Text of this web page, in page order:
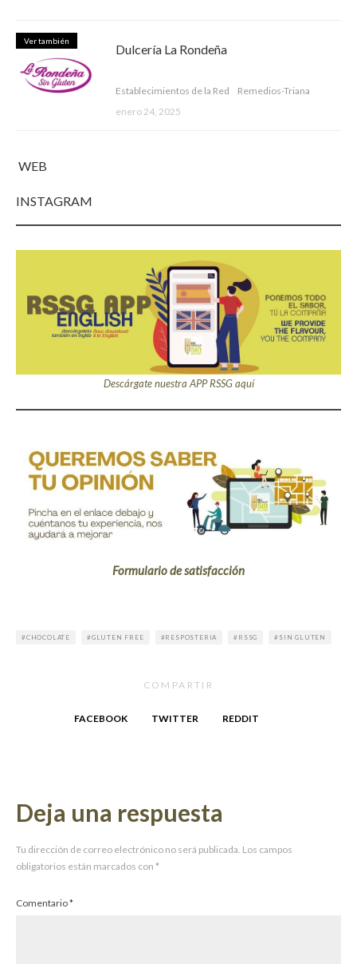
Ver también
Dulcería La Rondeña
Establecimientos de la Red
Remedios-Triana
enero 24, 2025
WEB
INSTAGRAM
Descárgate nuestra APP RSSG aquí
Formulario de satisfacción
CHOCOLATE GLUTEN FREE RESPOSTERIA RSSG SIN GLUTEN
COMPARTIR
FACEBOOK TWITTER REDDIT
Deja una respuesta
Tu dirección de correo electrónico no será publicada. Los campos
obligatorios están marcados con *
Comentario*